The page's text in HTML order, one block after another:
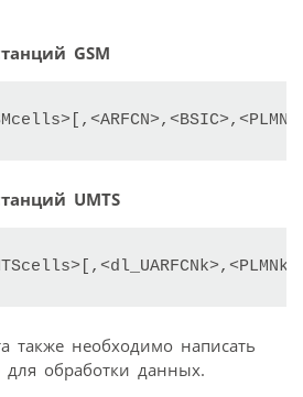
GSM
UMTS
также необходимо написать
для обработки данных.